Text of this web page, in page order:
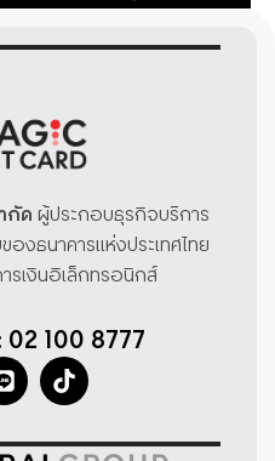
กัด ผู้ประกอบธุรกิจบริการ
องธนาคารแห่งประเทศไทย
รเงินอิเล็กทรอนิกส์
100 8777